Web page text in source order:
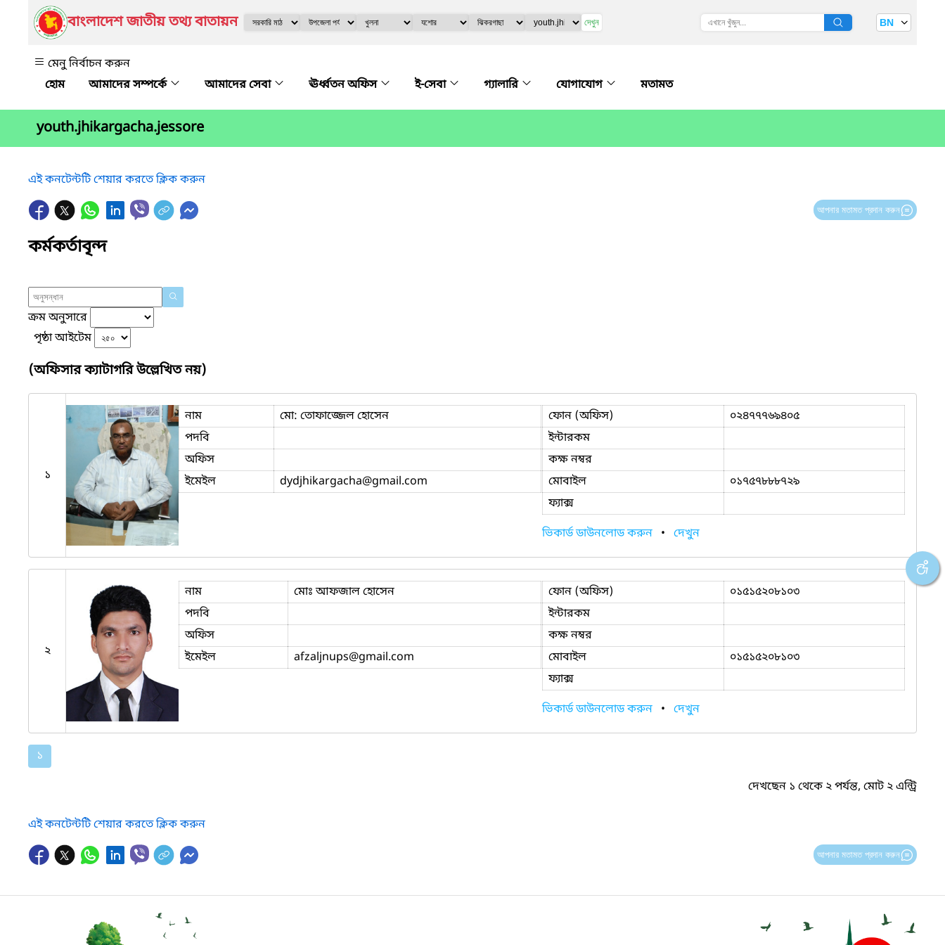
বাংলাদেশ জাতীয় তথ্য বাতায়ন দেখুন BN
মেনু নির্বাচন করুন
আমাদের সম্পর্কে
আমাদের সেবা ঊর্ধ্বতন অফিস ই-সেবা গ্যালারি যোগাযোগ মতামত
youth.jhikargacha.jessore
এই কনটেন্টটি শেয়ার করতে ক্লিক করুন
আপনার মতামত প্রদান করুন
কর্মকর্তাবৃন্দ
ক্রম অনুসারে
পৃষ্ঠা আইটেম
(অফিসার ক্যাটাগরি উল্লেখিত নয়)
১
নাম
মো: তোফাজ্জেল হোসেন
পদবি
অফিস
ইমেইল
dydjhikargacha@gmail.com
ফোন (অফিস)
০২৪৭৭৭৬৯৪০৫
ইন্টারকম
কক্ষ নম্বর
মোবাইল
০১৭৫৭৮৮৮৭২৯
ফ্যাক্স
ভিকার্ড ডাউনলোড করুন • দেখুন
২
নাম
মোঃ আফজাল হোসেন
পদবি
অফিস
ইমেইল
afzaljnups@gmail.com
ফোন (অফিস)
০১৫১৫২০৮১০৩
ইন্টারকম
কক্ষ নম্বর
মোবাইল
০১৫১৫২০৮১০৩
ফ্যাক্স
ভিকার্ড ডাউনলোড করুন • দেখুন
১
দেখছেন ১ থেকে ২ পর্যন্ত, মোট ২ এন্ট্রি
এই কনটেন্টটি শেয়ার করতে ক্লিক করুন
আপনার মতামত প্রদান করুন